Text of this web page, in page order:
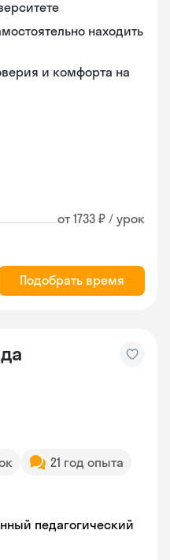
находить
и комфорта на
от 1733 ₽ / урок
Подобрать время
21 год опыта
педагогический